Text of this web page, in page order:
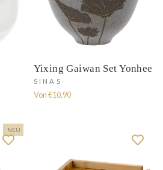
Yixing Gaiwan Set Yonhee
SINAS
Von €10,90
NEU